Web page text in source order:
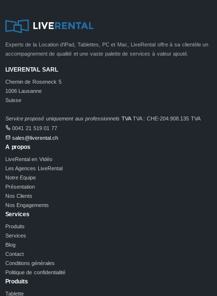
Experts de la Location d'iPad, Tablettes, PC et Mac, LiveRental offre à sa clientèle un
accompagnement de qualité et une vaste palette de services à valeur ajouté.
LIVERENTAL SARL
Chemin de Roseneck 5
1006 Lausanne
Suisse
Service proposé uniquement aux professionnels TVATVA : CHE-204.908.135 TVA
0041 21 519 01 77
sales@liverental.ch
A propos
LiveRental en Vidéo
Les Agences LiveRental
Notre Equipe
Présentation
Nos Clients
Nos Engagements
Services
Produits
Services
Blog
Contact
Conditions générales
Politique de confidentialité
Produits
Tablette